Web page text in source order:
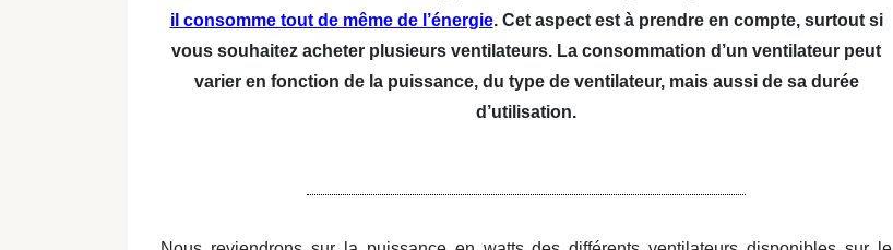
il consomme tout de même de l’énergie. Cet aspect est à prendre en compte, surtout si
vous souhaitez acheter plusieurs ventilateurs. La consommation d’un ventilateur peut
varier en fonction de la puissance, du type de ventilateur, mais aussi de sa durée
d’utilisation.